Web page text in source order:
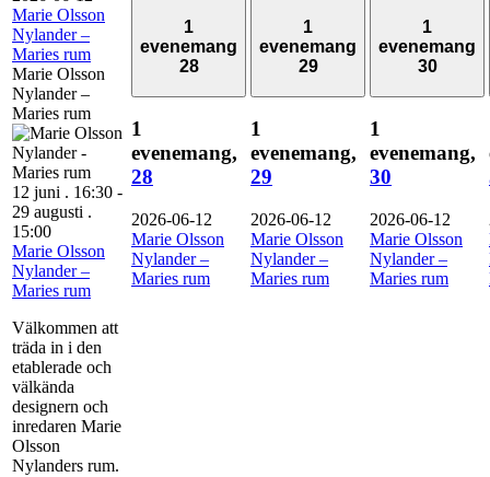
Marie Olsson
Nylander –
Maries rum
Marie Olsson
Nylander –
Maries rum
12 juni . 16:30 -
29 augusti .
15:00
Marie Olsson
Nylander –
Maries rum
Välkommen att
träda in i den
etablerade och
välkända
designern och
inredaren Marie
Olsson
Nylanders rum.
1
evenemang
28
1
evenemang,
28
2026-06-12
Marie Olsson
Nylander –
Maries rum
1
evenemang
29
1
evenemang,
29
2026-06-12
Marie Olsson
Nylander –
Maries rum
1
evenemang
30
1
evenemang,
30
2026-06-12
Marie Olsson
Nylander –
Maries rum